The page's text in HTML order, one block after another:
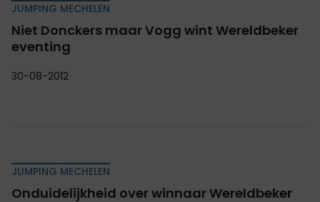
JUMPING MECHELEN
Niet Donckers maar Vogg wint Wereldbeker
eventing
30-08-2012
JUMPING MECHELEN
Onduidelijkheid over winnaar Wereldbeker